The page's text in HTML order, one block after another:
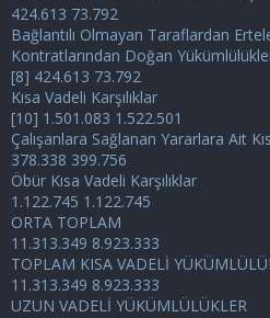
424.613 73.792
Bağlantılı Olmayan Taraflardan
Kontratlarından Doğan
[8] 424.613 73.792
Kısa Vadeli Karşılıklar
[10] 1.501.083 1.522.501
Çalışanlara Sağlanan Yararlara Ait
378.338 399.756
Öbür Kısa Vadeli Karşılıklar
1.122.745 1.122.745
ORTA TOPLAM
11.313.349 8.923.333
TOPLAM KISA VADELİ
11.313.349 8.923.333
UZUN VADELİ YÜKÜMLÜLÜKLER